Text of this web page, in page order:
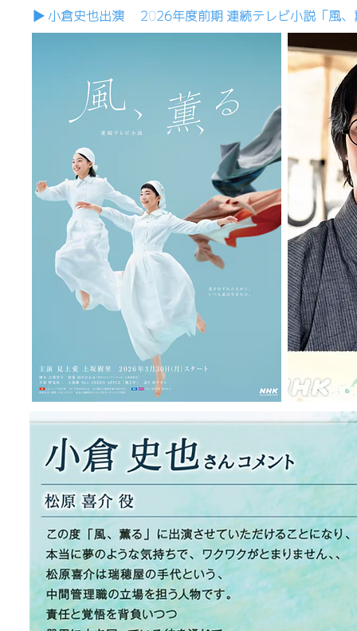
▶︎ 小倉史也出演 2026年度前期 連続テレビ小説「風、